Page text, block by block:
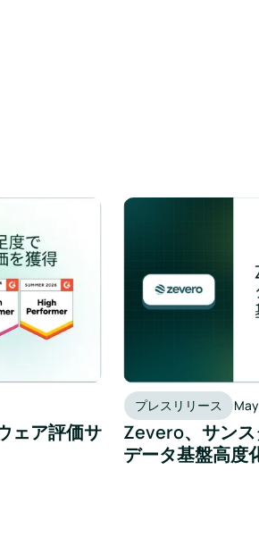
ェア評価サ
プレスリリース
Zevero、サンス
データ基盤高度